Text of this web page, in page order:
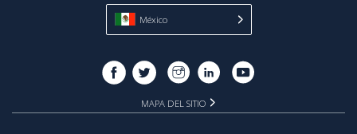
México
MAPA DEL SITIO